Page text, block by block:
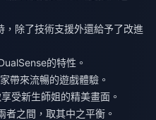
除了技術支援外還給予了改進
的特性。
帶來流暢的遊戲體驗。
受新生師姐的精美畫面。
者之間，取其中之平衡。